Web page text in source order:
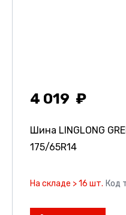
4 019
Шина LINGLONG
175/65R14
На складе > 16 шт. Код